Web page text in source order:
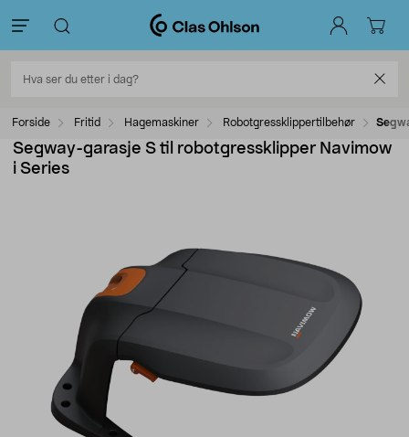
Forside Fritid Hagemaskiner Robotgressklippertilbehør
Segway-garasje S til robotgressklipper Navimow
i Series